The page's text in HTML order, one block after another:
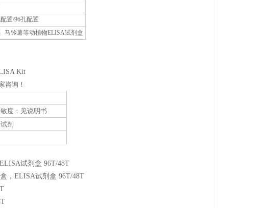
置/96孔配置
马铃薯等动植物ELISA试剂盒
Kit
咨询！
度：见说明书
剂
试剂盒 96T/48T
，ELISA试剂盒 96T/48T